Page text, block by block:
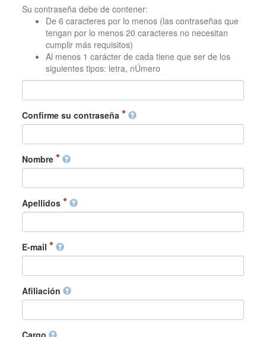
Su contraseña debe de contener:
De 6 caracteres por lo menos (las contraseñas que
tengan por lo menos 20 caracteres no necesitan
cumplir más requisitos)
Al menos 1 carácter de cada tiene que ser de los
siguientes tipos: letra, nÚmero
Confirme su contraseña
Nombre
Apellidos
E-mail
Afiliación
Cargo